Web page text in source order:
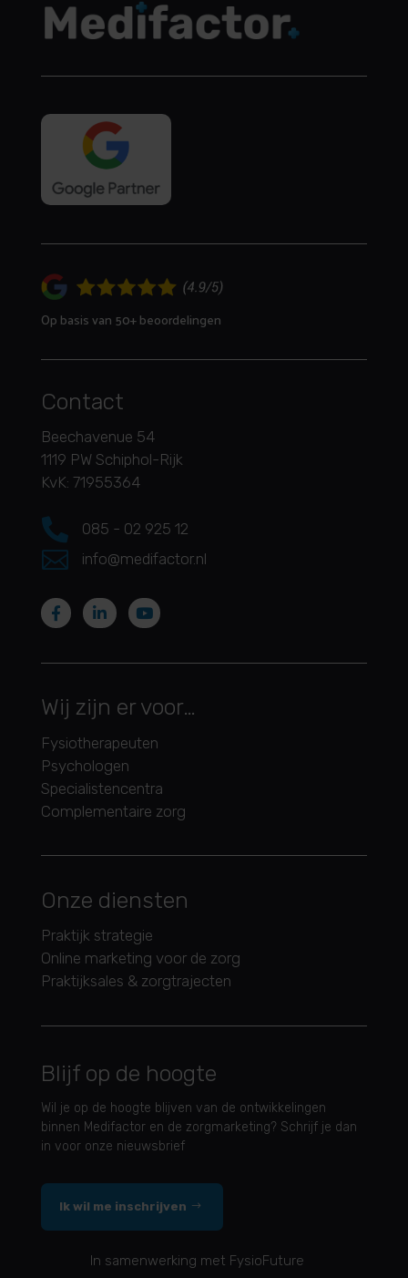
Op basis van 50+ beoordelingen
Contact
Beechavenue 54
1119 PW Schiphol-Rijk
KvK: 71955364
 085 - 02 925 12
 info@medifactor.nl
Wij zijn er voor…
Fysiotherapeuten
Psychologen
Specialistencentra
Complementaire zorg
Onze diensten
Praktijk strategie
Online marketing voor de zorg
Praktijksales & zorgtrajecten
Blijf op de hoogte
Wil je op de hoogte blijven van de ontwikkelingen
binnen Medifactor en de zorgmarketing? Schrijf je dan
in voor onze nieuwsbrief
Ik wil me inschrijven
In samenwerking met FysioFuture